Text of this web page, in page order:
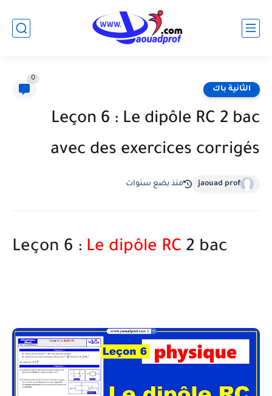
الثانية باك
0
Leçon 6 : Le dipôle RC 2 bac
avec des exercices corrigés
jaouad prof منذ بضع سنوات
Leçon 6 : Le dipôle RC 2 bac